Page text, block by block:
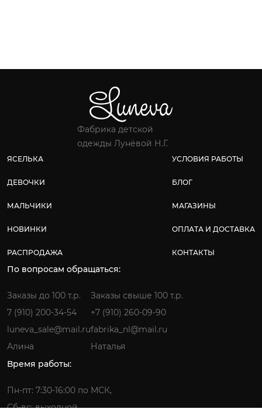
Фабрика детской
одежды Лунёвой Н.Г.
ЯСЕЛЬКА
ДЕВОЧКИ
МАЛЬЧИКИ
НОВИНКИ
РАСПРОДАЖА
УСЛОВИЯ РАБОТЫ
БЛОГ
МАГАЗИНЫ
ОПЛАТА И ДОСТАВКА
КОНТАКТЫ
По вопросам обращаться:
Заказы до 100 т.р.
7 (910) 200-34-54
luneva_sale@mail.ru
Алина
Заказы свыше 100 т.р.
+7 (910) 260-09-90
fabrika_nl@mail.ru
Наталья
Время работы:
Пн-пт: 7:30-16:00 по МСК,
Сб-вс: выходной